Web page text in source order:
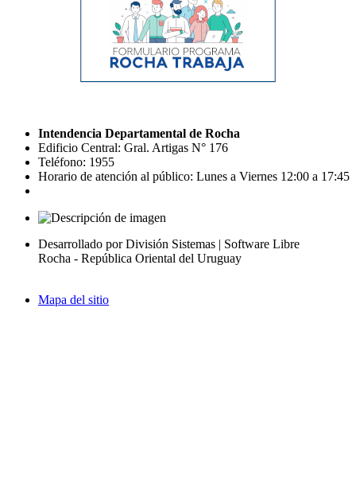
Intendencia Departamental de Rocha
Edificio Central: Gral. Artigas N° 176
Teléfono: 1955
Horario de atención al público: Lunes a Viernes 12:00 a 17:45
Desarrollado por División Sistemas | Software Libre
Rocha - República Oriental del Uruguay
Mapa del sitio